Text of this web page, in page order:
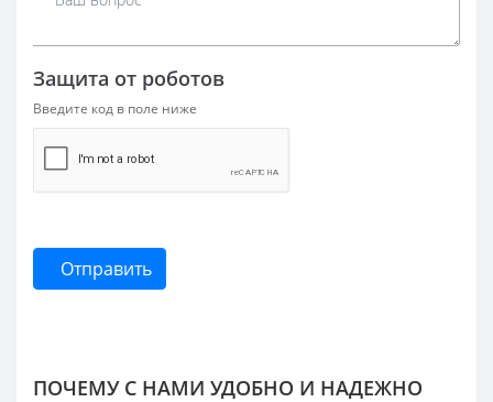
Защита от роботов
Введите код в поле ниже
Отправить
ПОЧЕМУ С НАМИ УДОБНО И НАДЕЖНО